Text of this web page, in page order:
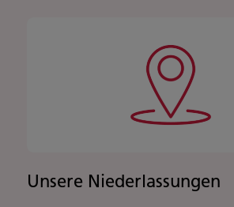
Unsere Niederlassungen